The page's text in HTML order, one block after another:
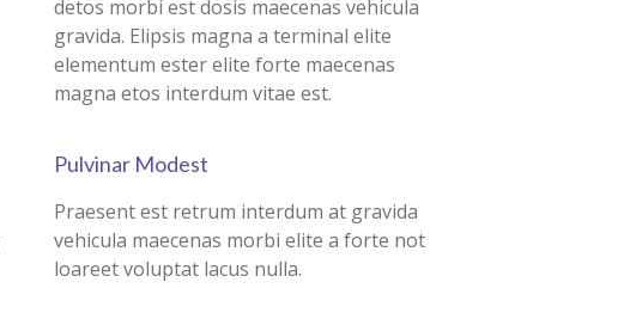
detos morbi est dosis maecenas vehicula
gravida. Elipsis magna a terminal elite
elementum ester elite forte maecenas
magna etos interdum vitae est.
Pulvinar Modest
Praesent est retrum interdum at gravida
vehicula maecenas morbi elite a forte not
loareet voluptat lacus nulla.